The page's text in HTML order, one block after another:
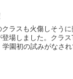
ラスも火傷しそうに
場しました。クラ
園初の試みがなさ